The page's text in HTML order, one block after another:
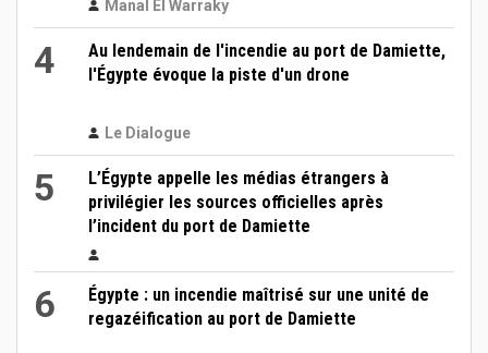
Manal El Warraky
4
Au lendemain de l'incendie au port de Damiette,
l'Égypte évoque la piste d'un drone
Le Dialogue
5
L’Égypte appelle les médias étrangers à
privilégier les sources officielles après
l’incident du port de Damiette
6
Égypte : un incendie maîtrisé sur une unité de
regazéification au port de Damiette